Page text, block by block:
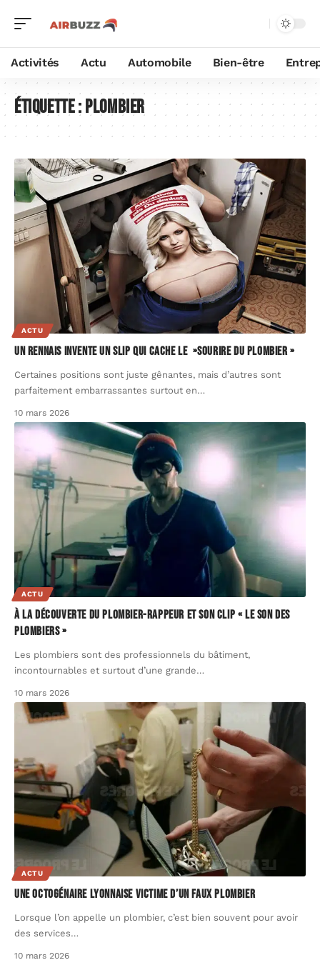
Activités Actu Automobile Bien-être
Étiquette :plombier
ACTU
Un rennais invente un slip qui cache le »sourire du plombier »
Certaines positions sont juste gênantes, mais d’autres sont
parfaitement embarrassantes surtout en…
10 mars 2026
ACTU
À la découverte du plombier-rappeur et son clip « le son des
plombiers »
Les plombiers sont des professionnels du bâtiment,
incontournables et surtout d’une grande…
10 mars 2026
ACTU
Une octogénaire lyonnaise victime d’un faux plombier
Lorsque l’on appelle un plombier, c’est bien souvent pour avoir
des services…
10 mars 2026